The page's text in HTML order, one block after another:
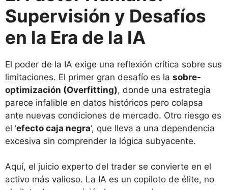
Supervisión y Desafíos
en la Era de la IA
El poder de la IA exige una reflexión crítica sobre sus
limitaciones. El primer gran desafío es la sobre-
optimización (Overfitting), donde una estrategia
parece infalible en datos históricos pero colapsa
ante nuevas condiciones de mercado. Otro riesgo es
el ‘efecto caja negra‘, que lleva a una dependencia
excesiva sin comprender la lógica subyacente.
Aquí, el juicio experto del trader se convierte en el
activo más valioso. La IA es un copiloto de élite, no